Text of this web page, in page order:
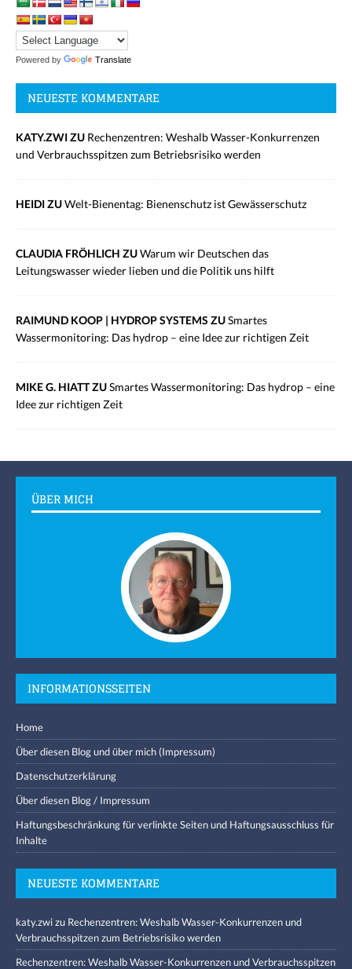
Powered by Translate
NEUESTE KOMMENTARE
KATY.ZWI ZU Rechenzentren: Weshalb Wasser-Konkurrenzen
und Verbrauchsspitzen zum Betriebsrisiko werden
HEIDI ZUWelt-Bienentag: Bienenschutz ist Gewässerschutz
CLAUDIA FRÖHLICH ZUWarum wir Deutschen das
Leitungswasser wieder lieben und die Politik uns hilft
RAIMUND KOOP | HYDROP SYSTEMS ZUSmartes
Wassermonitoring: Das hydrop – eine Idee zur richtigen Zeit
MIKE G. HIATT ZUSmartes Wassermonitoring: Das hydrop – eine
Idee zur richtigen Zeit
ÜBER MICH
INFORMATIONSSEITEN
Home
Über diesen Blog und über mich (Impressum)
Datenschutzerklärung
Über diesen Blog / Impressum
Haftungsbeschränkung für verlinkte Seiten und Haftungsausschluss für
Inhalte
NEUESTE KOMMENTARE
katy.zwizu Rechenzentren: Weshalb Wasser-Konkurrenzen und
Verbrauchsspitzen zum Betriebsrisiko werden
Rechenzentren: Weshalb Wasser-Konkurrenzen und Verbrauchsspitzen